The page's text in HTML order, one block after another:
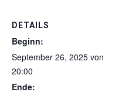
DETAILS
Beginn:
September 26, 2025 von
20:00
Ende: